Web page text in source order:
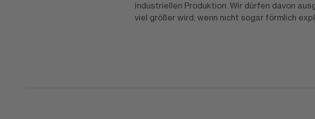
industriellen Produktion. Wir dürfen davon
viel größer wird, wenn nicht sogar förmlich